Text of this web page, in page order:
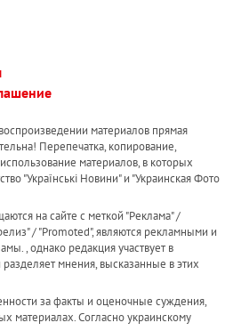
материалов прямая
Перепечатка, копирование,
материалов, в которых
"Українськi Новини" и "Украинская Фото
на сайте с меткой "Реклама" /
/ "Promoted", являются рекламными и
, однако редакция участвует в
разделяет мнения, высказанные в этих
за факты и оценочные суждения,
материалах. Согласно украинскому